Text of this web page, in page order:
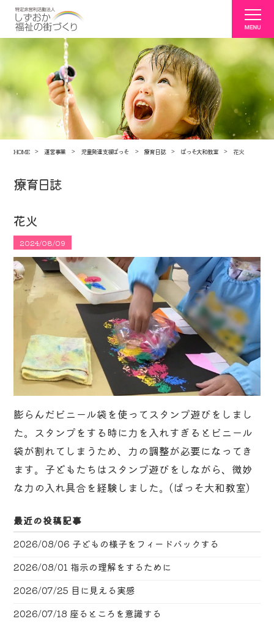
HOME 運営事業 児童発達支援ぱっそ 療育日誌 ぱっそ大和教室 花火
療育日誌
花火
2024/08/09
膨らんだビニール袋を使ってスタンプ遊びをしまし
た。スタンプをする時に力を入れすぎるとビニール
袋が割れてしまうため、力の調整が必要になってき
ます。子どもたちはスタンプ遊びをしながら、微妙
な力の入れ具合を経験しました。(ぱっそ大和教室)
最近の投稿記事
2026/08/06 子どもの様子をフィードバックする
2026/08/01 指示の理解をするために
2026/07/25 目に見える実感
2026/07/18 座るところを意識する